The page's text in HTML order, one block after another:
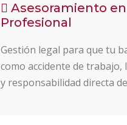
Asesoramiento
Profesional
Gestión legal para que tu
como accidente de
y responsabilidad directa